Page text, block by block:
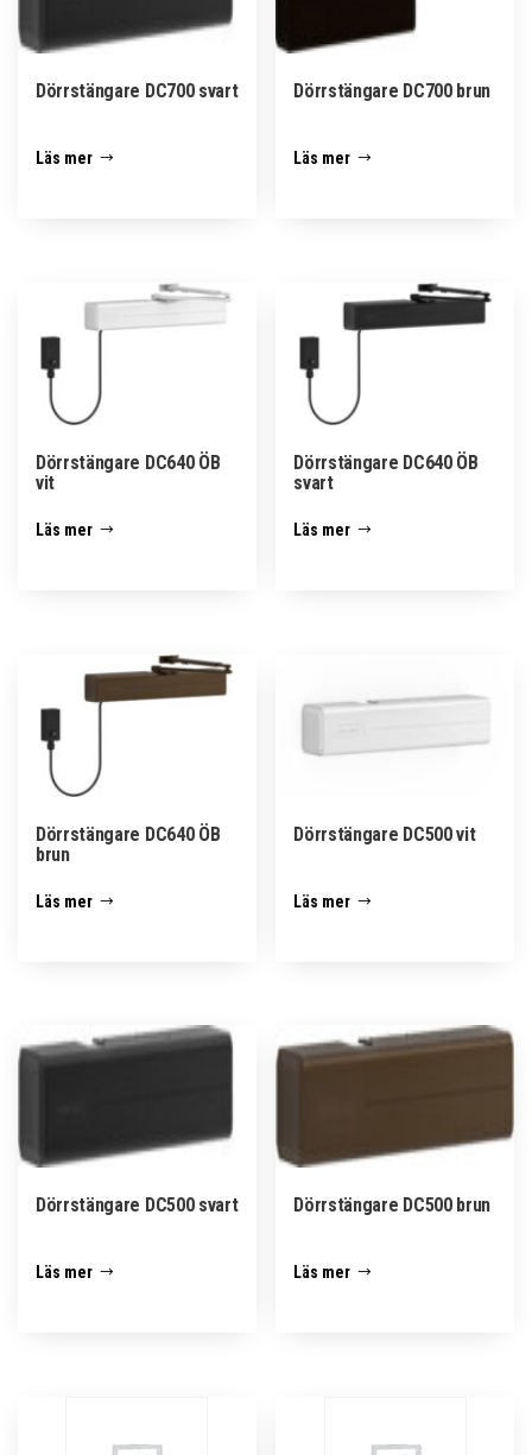
Dörrstängare DC700 svart
Läs mer
Dörrstängare DC700 brun
Läs mer
Dörrstängare DC640 ÖB
vit
Läs mer
Dörrstängare DC640 ÖB
svart
Läs mer
Dörrstängare DC640 ÖB
brun
Läs mer
Dörrstängare DC500 vit
Läs mer
Dörrstängare DC500 svart
Läs mer
Dörrstängare DC500 brun
Läs mer